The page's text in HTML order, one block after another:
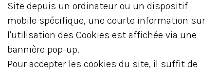
Site depuis un ordinateur ou un dispositif
mobile spécifique, une courte information sur
l'utilisation des Cookies est affichée via une
bannière pop-up.
Pour accepter les cookies du site, il suffit de